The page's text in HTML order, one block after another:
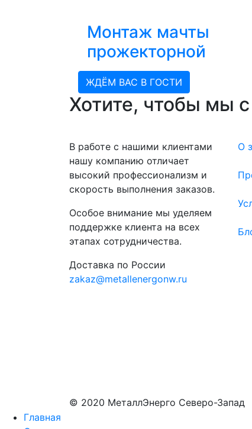
Монтаж мачты
прожекторной
ЖДЁМ ВАС В ГОСТИ
Хотите, чтобы мы
В работе с нашими клиентами
нашу компанию отличает
высокий профессионализм и
скорость выполнения заказов.
Особое внимание мы уделяем
поддержке клиента на всех
этапах сотрудничества.
Доставка по России
zakaz@metallenergonw.ru
О
© 2020 МеталлЭнерго Северо-Запад
Главная